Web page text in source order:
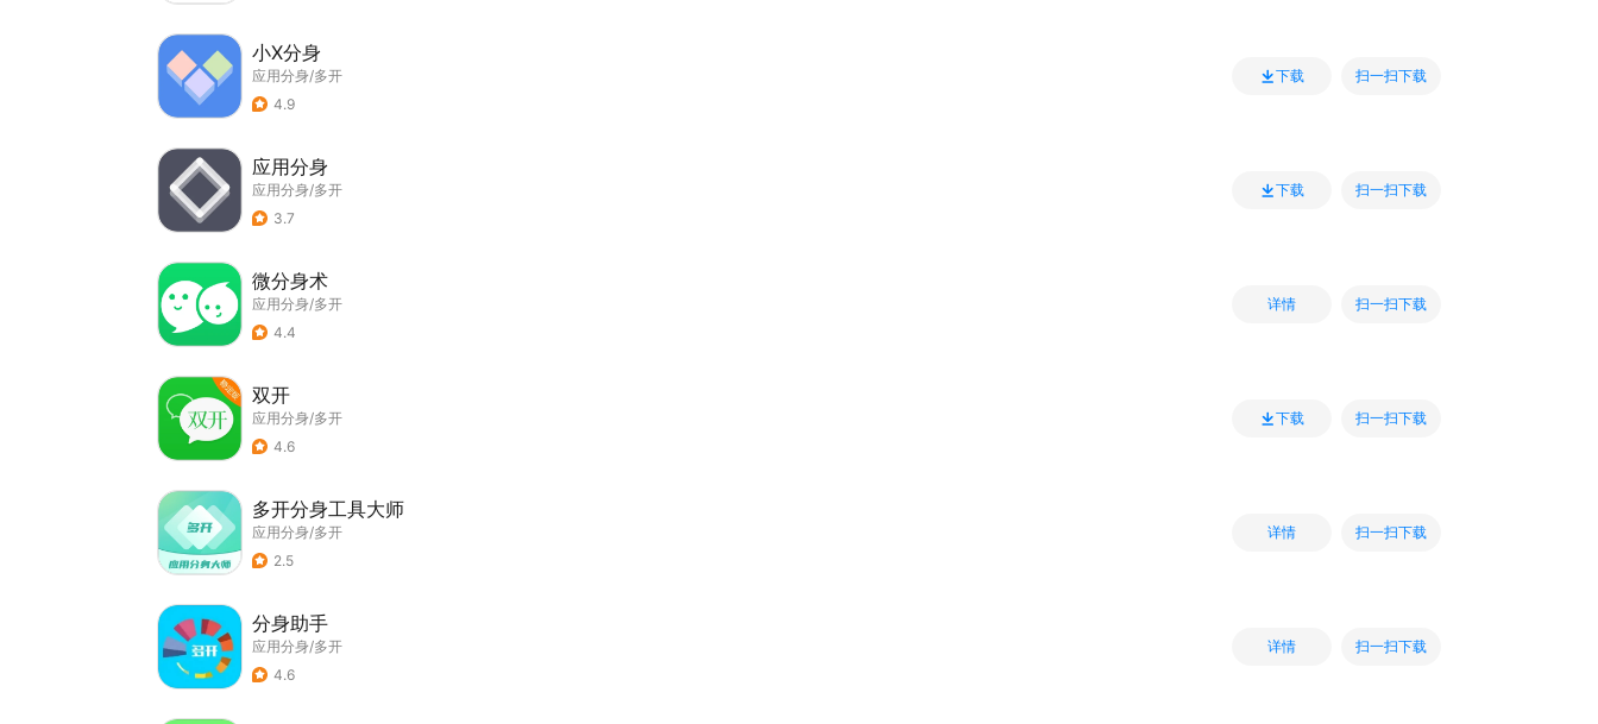
小X分身
应用分身/多开
4.9
下载 扫一扫下载
应用分身
应用分身/多开
3.7
下载 扫一扫下载
微分身术
应用分身/多开
4.4
详情 扫一扫下载
双开
应用分身/多开
4.6
下载 扫一扫下载
多开分身工具大师
应用分身/多开
2.5
详情 扫一扫下载
分身助手
应用分身/多开
4.6
详情 扫一扫下载